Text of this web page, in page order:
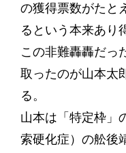
の獲得票数がたと
るという本来あり
この非難轟轟だっ
取ったのが山本太
る。
山本は「特定枠」
索硬化症）の舩